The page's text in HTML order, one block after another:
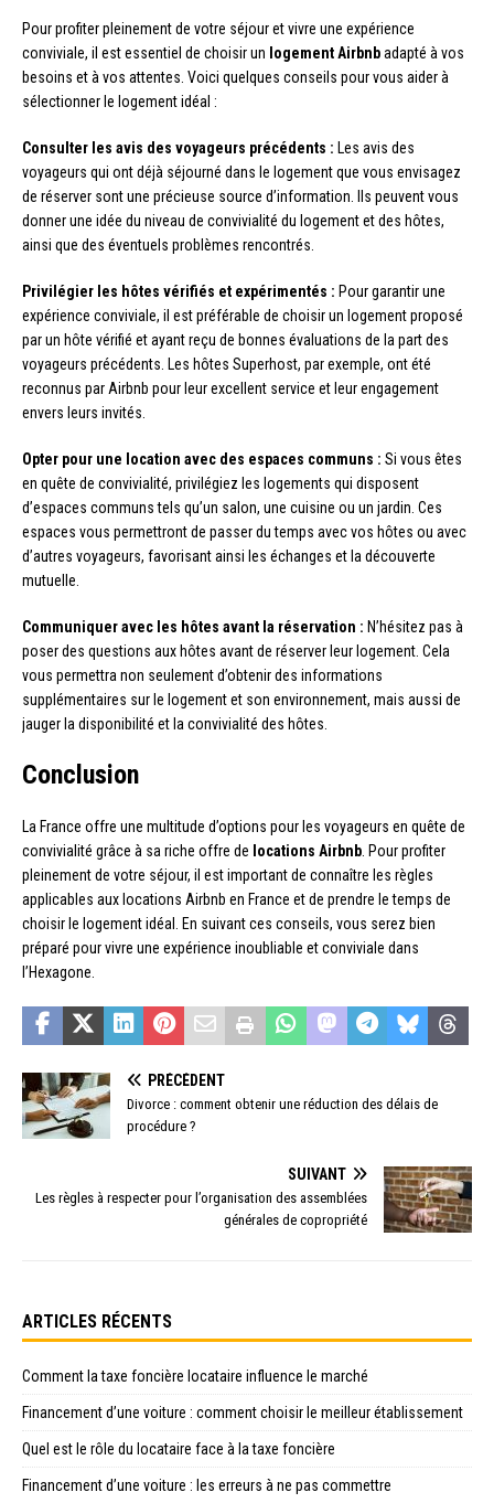
Pour profiter pleinement de votre séjour et vivre une expérience
conviviale, il est essentiel de choisir un logement Airbnbadapté à vos
besoins et à vos attentes. Voici quelques conseils pour vous aider à
sélectionner le logement idéal :
Consulter les avis des voyageurs précédents : Les avis des
voyageurs qui ont déjà séjourné dans le logement que vous envisagez
de réserver sont une précieuse source d’information. Ils peuvent vous
donner une idée du niveau de convivialité du logement et des hôtes,
ainsi que des éventuels problèmes rencontrés.
Privilégier les hôtes vérifiés et expérimentés : Pour garantir une
expérience conviviale, il est préférable de choisir un logement proposé
par un hôte vérifié et ayant reçu de bonnes évaluations de la part des
voyageurs précédents. Les hôtes Superhost, par exemple, ont été
reconnus par Airbnb pour leur excellent service et leur engagement
envers leurs invités.
Opter pour une location avec des espaces communs : Si vous êtes
en quête de convivialité, privilégiez les logements qui disposent
d’espaces communs tels qu’un salon, une cuisine ou un jardin. Ces
espaces vous permettront de passer du temps avec vos hôtes ou avec
d’autres voyageurs, favorisant ainsi les échanges et la découverte
mutuelle.
Communiquer avec les hôtes avant la réservation : N’hésitez pas à
poser des questions aux hôtes avant de réserver leur logement. Cela
vous permettra non seulement d’obtenir des informations
supplémentaires sur le logement et son environnement, mais aussi de
jauger la disponibilité et la convivialité des hôtes.
Conclusion
La France offre une multitude d’options pour les voyageurs en quête de
convivialité grâce à sa riche offre de locations Airbnb . Pour profiter
pleinement de votre séjour, il est important de connaître les règles
applicables aux locations Airbnb en France et de prendre le temps de
choisir le logement idéal. En suivant ces conseils, vous serez bien
préparé pour vivre une expérience inoubliable et conviviale dans
l’Hexagone.
PRÉCÉDENT
Divorce : comment obtenir une réduction des délais de
procédure ?
SUIVANT
Les règles à respecter pour l’organisation des assemblées
générales de copropriété
ARTICLES RÉCENTS
Comment la taxe foncière locataire influence le marché
Financement d’une voiture : comment choisir le meilleur établissement
Quel est le rôle du locataire face à la taxe foncière
Financement d’une voiture : les erreurs à ne pas commettre